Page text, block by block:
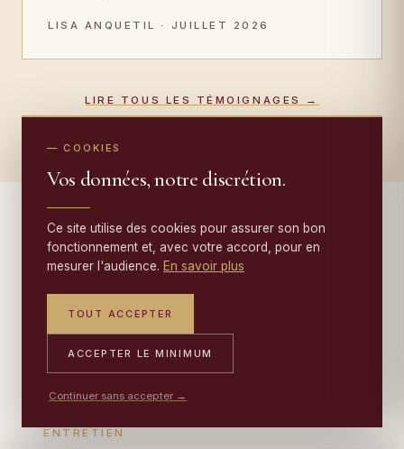
LISA ANQUETIL · JUILLET 2026
LIRE TOUS LES TÉMOIGNAGES →
— AU-DELÀ DE LA RESTAURATION
Au-delà de la restauration :
nettoyage, conservation, tapisseries
ENTRETIEN
— COOKIES
Vos données, notre discrétion.
Ce site utilise des cookies pour assurer son bon
fonctionnement et, avec votre accord, pour en
mesurer l'audience. En savoir plus
TOUT ACCEPTER
ACCEPTER LE MINIMUM
Continuer sans accepter →